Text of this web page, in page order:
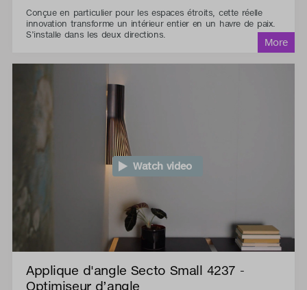
Conçue en particulier pour les espaces étroits, cette réelle
innovation transforme un intérieur entier en un havre de paix.
S’installe dans les deux directions.
Watch video
Applique d'angle Secto Small 4237 -
Optimiseur d’angle